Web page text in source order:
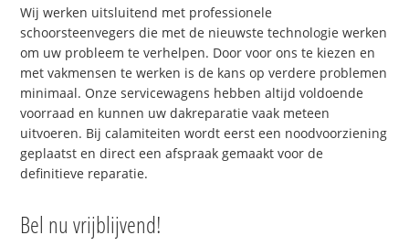
Wij werken uitsluitend met professionele
schoorsteenvegers die met de nieuwste technologie werken
om uw probleem te verhelpen. Door voor ons te kiezen en
met vakmensen te werken is de kans op verdere problemen
minimaal. Onze servicewagens hebben altijd voldoende
voorraad en kunnen uw dakreparatie vaak meteen
uitvoeren. Bij calamiteiten wordt eerst een noodvoorziening
geplaatst en direct een afspraak gemaakt voor de
definitieve reparatie.
Bel nu vrijblijvend!